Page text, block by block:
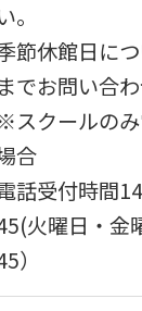
。
節休館日に
までお問い合わ
スクールの
合
話受付時間
火曜日・金
）